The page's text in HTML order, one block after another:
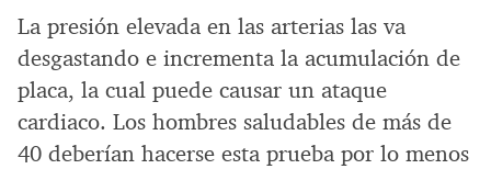
La presión elevada en las arterias las va
desgastando e incrementa la acumulación de
placa, la cual puede causar un ataque
cardiaco. Los hombres saludables de más de
40 deberían hacerse esta prueba por lo menos